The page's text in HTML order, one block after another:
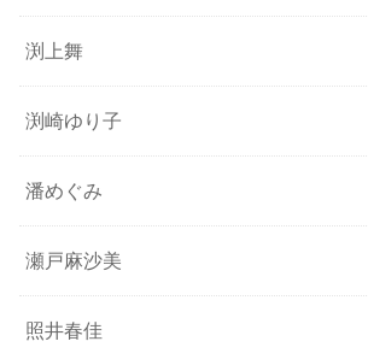
渕上舞
渕崎ゆり子
潘めぐみ
瀬戸麻沙美
照井春佳